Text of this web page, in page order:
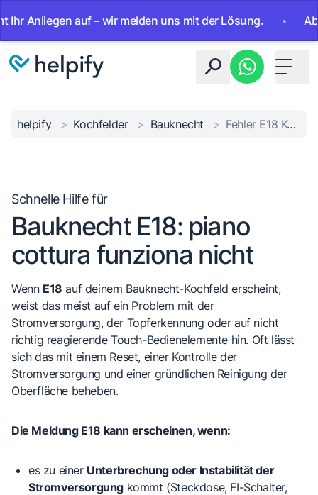
auf – wir melden uns mit der Lösung. • Ab
Toggle
helpify > Kochfelder > Bauknecht > Fehler E18 Kochfeld
Schnelle Hilfe für
Bauknecht E18: piano
cottura funziona nicht
Wenn E18 auf deinem Bauknecht-Kochfeld erscheint,
weist das meist auf ein Problem mit der
Stromversorgung, der Topferkennung oder auf nicht
richtig reagierende Touch-Bedienelemente hin. Oft lässt
sich das mit einem Reset, einer Kontrolle der
Stromversorgung und einer gründlichen Reinigung der
Oberfläche beheben.
Die Meldung E18 kann erscheinen, wenn:
es zu einer Unterbrechung oder Instabilität der
Stromversorgung kommt (Steckdose, FI-Schalter,